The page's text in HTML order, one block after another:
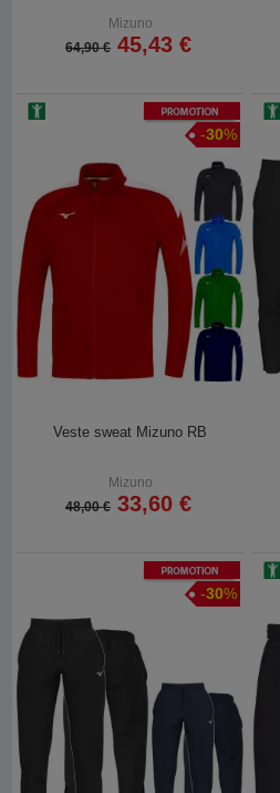
Mizuno
64,90 € 45,43 €
Promotion
-30%
Veste sweat Mizuno RB
Mizuno
48,00 € 33,60 €
Promotion
-30%